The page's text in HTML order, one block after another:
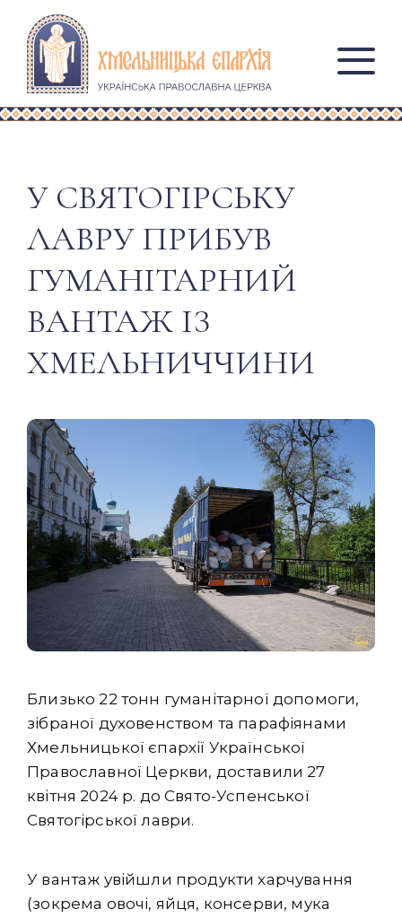
У СВЯТОГІРСЬКУ
ЛАВРУ ПРИБУВ
ГУМАНІТАРНИЙ
ВАНТАЖ ІЗ
ХМЕЛЬНИЧЧИНИ
Близько 22 тонн гуманітарної допомоги,
зібраної духовенством та парафіянами
Хмельницької єпархії Української
Православної Церкви, доставили 27
квітня 2024 р. до Свято-Успенської
Святогірської лаври.
У вантаж увійшли продукти харчування
(зокрема овочі, яйця, консерви, мука